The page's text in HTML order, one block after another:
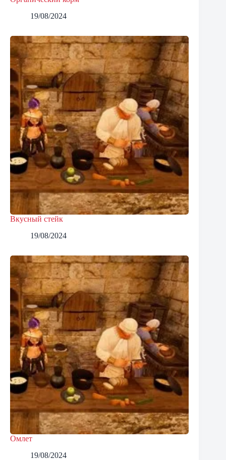
19/08/2024
Вкусный стейк
19/08/2024
Омлет
19/08/2024